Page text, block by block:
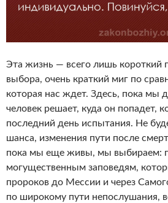
Эта жизнь — всего лишь короткий
выбора, очень краткий миг по
которая нас ждет. Здесь, пока
человек решает, куда он попадет,
последний день испытания. Не
шанса, изменения пути после
пока мы еще живы, мы выбираем:
могущественным заповедям,
пророков до Мессии и через
по широкому пути непослушания,